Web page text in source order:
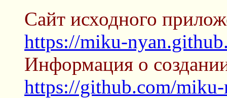
Сайт исходного
https://miku-
Информация о
https://github.com/